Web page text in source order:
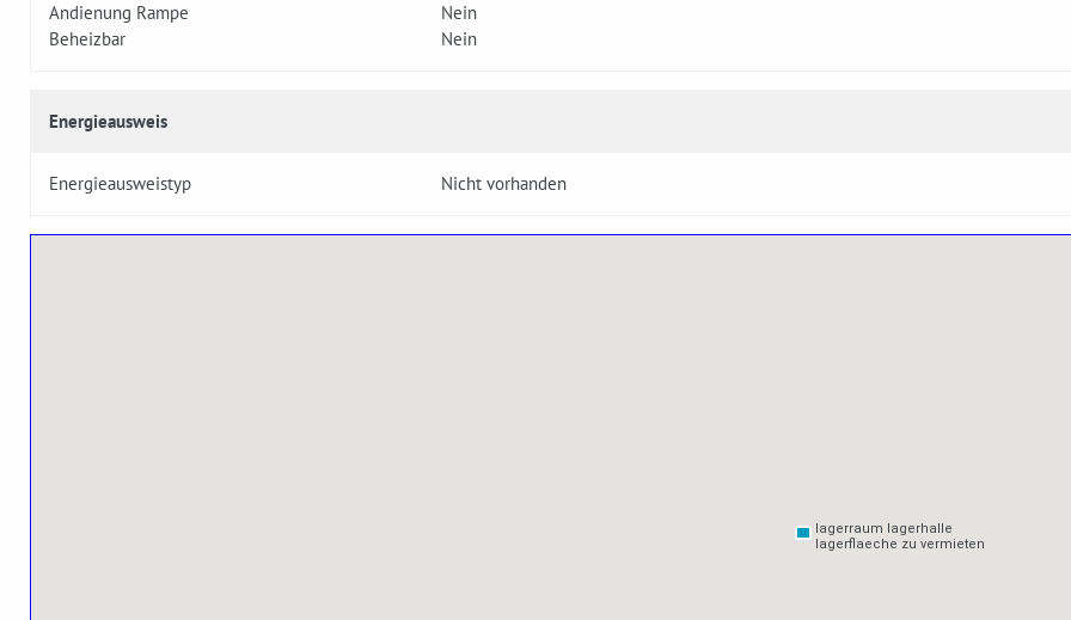
Andienung Rampe
Nein
Beheizbar
Nein
Energieausweis
Energieausweistyp Nicht vorhanden
lagerraum lagerhalle
lagerflaeche zu vermieten
lagerraum lagerhalle
lagerflaeche zu vermieten